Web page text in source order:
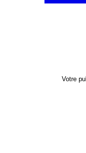
Votre